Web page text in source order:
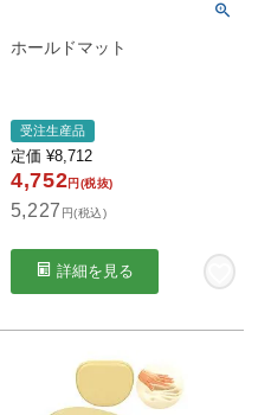
ホールドマット
受注生産品
定価 ¥8,712
4,752円(税抜)
5,227 円(税込)
詳細を見る